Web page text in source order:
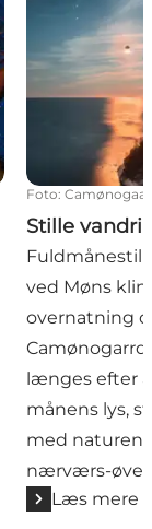
Foto:
Stille
ved Møns
overnatning
længes efter
månens lys,
med naturen
nærværs-
Læs mere